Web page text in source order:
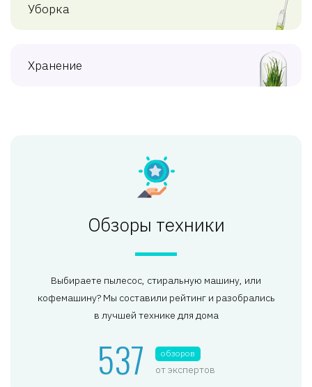
Уборка
Хранение
Обзоры техники
Выбираете пылесос, стиральную машину, или
кофемашину? Мы составили рейтинг и разобрались
в лучшей технике для дома
537 обзоров
от экспертов